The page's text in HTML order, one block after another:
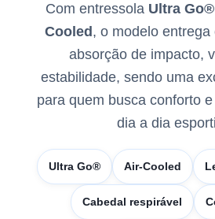
Com entressola Ultra Go®
Cooled , o modelo
absorção de impacto,
estabilidade, sendo uma
para quem busca conforto
dia a dia
Ultra Go® Air-Cooled
Cabedal respirável